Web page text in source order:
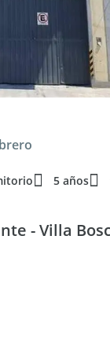
5 años
- Villa